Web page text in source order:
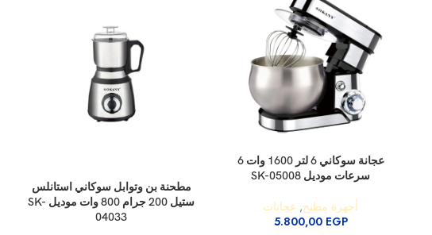
إضافة إلى السلة
عجانة سوكاني 6 لتر 1600 وات 6
سرعات موديل SK-05008
أجهزة مطبخ, عجانات
5.800,00 EGP
إضافة إلى السلة
مطحنة بن وتوابل سوكاني استانلس
ستيل 200 جرام 800 وات موديل SK-
04033